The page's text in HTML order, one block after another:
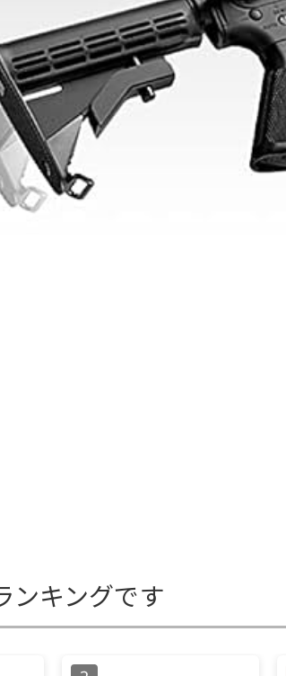
ンキングです